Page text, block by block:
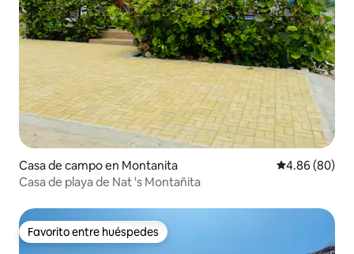
Casa de campo en Montanita Calificación
4.86 (80)
Casa de playa de Nat 's Montañita
Favorito entre huéspedes
Favorito entre huéspedes